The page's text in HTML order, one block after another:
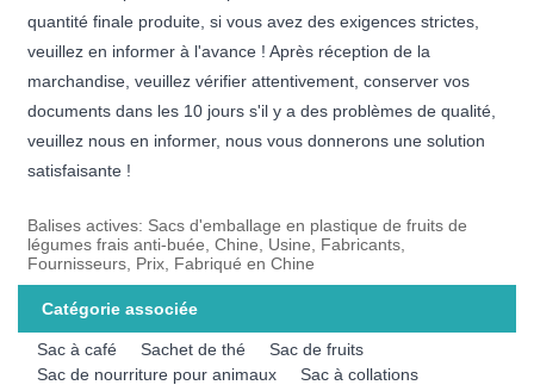
quantité finale produite, si vous avez des exigences strictes,
veuillez en informer à l'avance ! Après réception de la
marchandise, veuillez vérifier attentivement, conserver vos
documents dans les 10 jours s'il y a des problèmes de qualité,
veuillez nous en informer, nous vous donnerons une solution
satisfaisante !
Balises actives: Sacs d'emballage en plastique de fruits de
légumes frais anti-buée, Chine, Usine, Fabricants,
Fournisseurs, Prix, Fabriqué en Chine
Catégorie associée
Sac à café Sachet de thé
Sac de fruits
Sac de nourriture pour animaux
Sac à collations